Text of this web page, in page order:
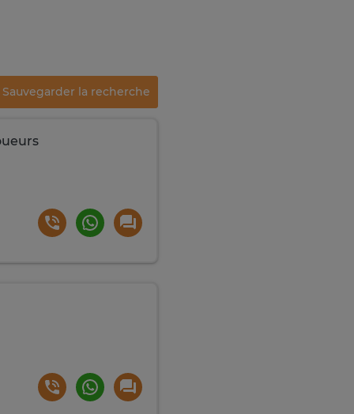
Sauvegarder la recherche